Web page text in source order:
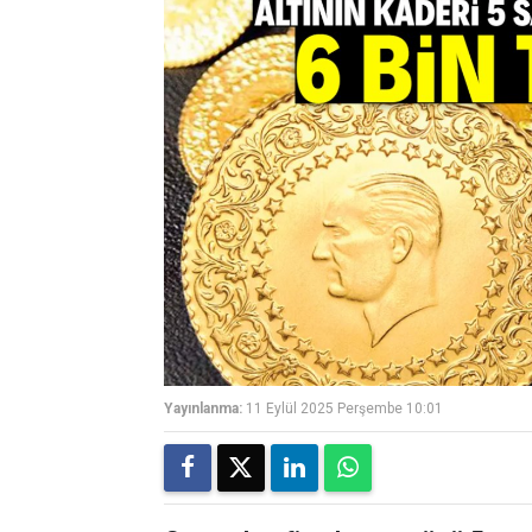
Yayınlanma: 11 Eylül 2025 Perşembe 10:01